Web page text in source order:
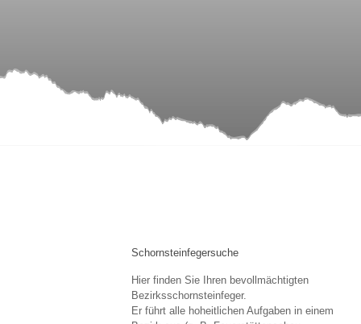
Schornsteinfegersuche
Hier finden Sie Ihren bevollmächtigten
Bezirksschornsteinfeger.
Er führt alle hoheitlichen Aufgaben in einem